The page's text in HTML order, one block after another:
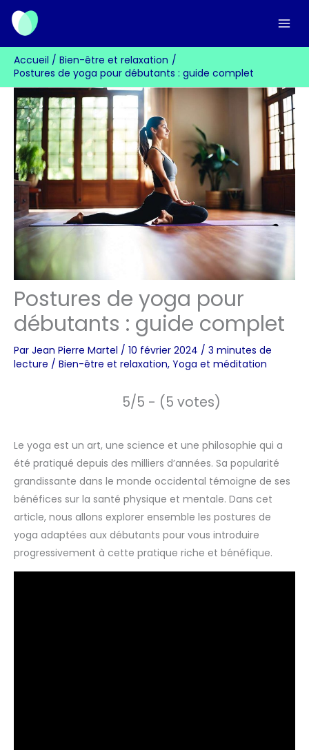
Aller
contenu
Accueil
Bien-être et relaxation
Postures de yoga pour débutants : guide complet
Postures de yoga pour
débutants : guide complet
Par Jean Pierre Martel / 10 février 2024 / 3 minutes de
lecture / Bien-être et relaxation, Yoga et méditation
5/5 - (5 votes)
Le yoga est un art, une science et une philosophie qui a
été pratiqué depuis des milliers d’années. Sa popularité
grandissante dans le monde occidental témoigne de ses
bénéfices sur la santé physique et mentale. Dans cet
article, nous allons explorer ensemble les postures de
yoga adaptées aux débutants pour vous introduire
progressivement à cette pratique riche et bénéfique.